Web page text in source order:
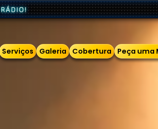
Serviços Galeria Cobertura Peça uma